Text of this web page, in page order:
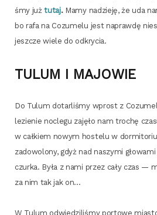
śmy jużtutaj. Mamy nadzie­ję, że uda
bo rafa na Cozu­me­lu jest napraw­dę
jesz­cze wie­le do odkrycia.
TULUM I MAJOWIE
Do Tulum dotar­li­śmy wprost z
le­zie­nie noc­le­gu zaję­ło nam tro­chę
w cał­kiem nowym hoste­lu w
zado­wo­lo­ny, gdyż nad naszy­mi
czur­ka. Była z nami przez cały czas —
za nim tak jak on…
W Tulum odwie­dzi­li­śmy por­to­we